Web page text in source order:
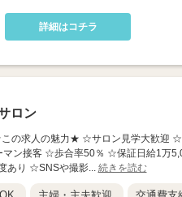
詳細はコチラ
ロン
この求人の魅力★ ☆サロン見学大歓迎
マン接客 ☆歩合率50％ ☆保証日給1万
あり ☆SNSや撮影... 続きを読む